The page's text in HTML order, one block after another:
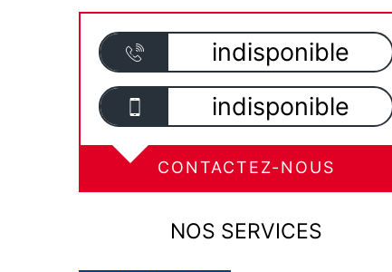
indisponible
indisponible
CONTACTEZ-NOUS
NOS SERVICES